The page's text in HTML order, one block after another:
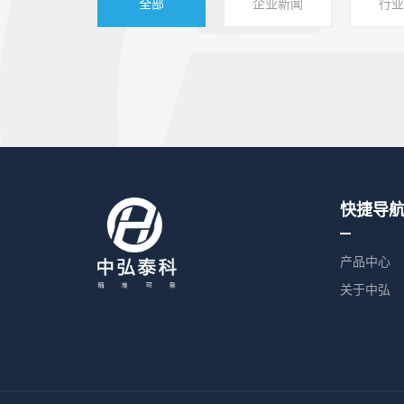
全部 企业新闻 行
快捷导航
产品中心
关于中弘